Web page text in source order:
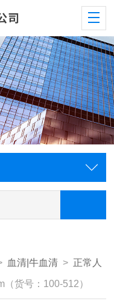
血清|牛血清 > 正常人
货号：100-512）